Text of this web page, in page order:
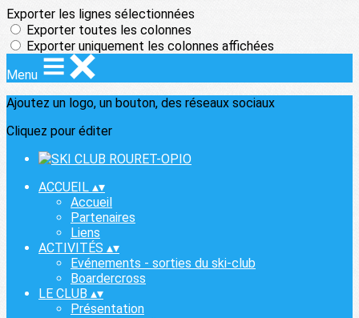
Exporter les lignes sélectionnées
Exporter toutes les colonnes
Exporter uniquement les colonnes affichées
Menu
Ajoutez un logo, un bouton, des réseaux sociaux
Cliquez pour éditer
ACCUEIL ▴▾
Accueil
Partenaires
Liens
ACTIVITÉS ▴▾
Evénements - sorties du ski-club
Boardercross
LE CLUB ▴▾
Présentation